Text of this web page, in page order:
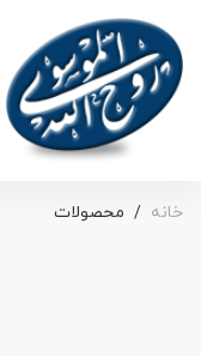
خانه محصولات